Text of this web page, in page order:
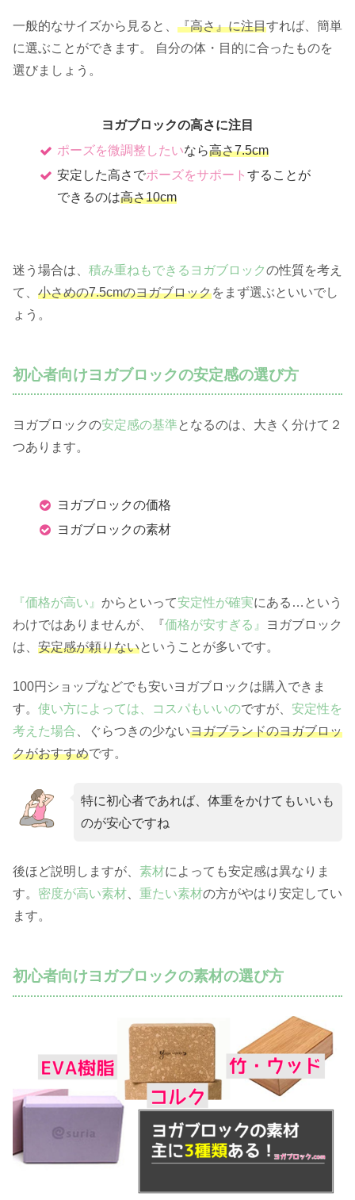
一般的なサイズから見ると、 『高さ』に注目すれば、簡単
に選ぶことができます。 自分の体・目的に合ったものを
選びましょう。
ヨガブロックの高さに注目
ポーズを微調整したいなら高さ7.5cm
安定した高さでポーズをサポートすることが
できるのは高さ10cm
迷う場合は、 積み重ねもできるヨガブロックの性質を考え
て、 小さめの7.5cmのヨガブロックをまず選ぶといいでし
ょう。
初心者向けヨガブロックの安定感の選び方
ヨガブロックの安定感の基準となるのは、大きく分けて２
つあります。
ヨガブロックの価格
ヨガブロックの素材
『価格が高い』 からといって安定性が確実にある…という
わけではありませんが、『価格が安すぎる』
ヨガブロック
は、 安定感が頼りないということが多いです。
100円ショップなどでも安いヨガブロックは購入できま
す。 使い方によっては、コスパもいいのですが、 安定性を
考えた場合 、ぐらつきの少ないヨガブランドのヨガブロッ
クがおすすめです。
特に初心者であれば、体重をかけてもいいも
のが安心ですね
後ほど説明しますが、 素材によっても安定感は異なりま
す。 密度が高い素材、 重たい素材の方がやはり安定してい
ます。
初心者向けヨガブロックの素材の選び方